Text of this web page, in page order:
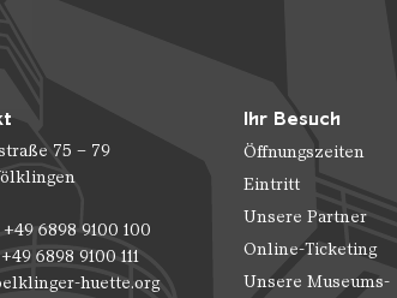
75 – 79
6898 9100 100
6898 9100 111
huette.org
Ihr Besuch
Öffnungszeiten
Eintritt
Unsere Partner
Online-Ticketing
Unsere Museums-